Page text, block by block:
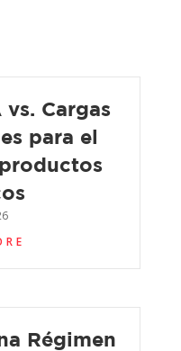
Cargas
para el
Régimen